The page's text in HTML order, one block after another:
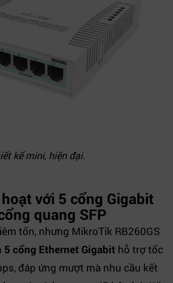
kế mini, hiện đại.
với 5 cổng Gigabit
quang SFP
tốn, nhưng MikroTik RB260GS
5 cổng Ethernet Gigabit hỗ trợ tốc
đáp ứng mượt mà nhu cầu kết